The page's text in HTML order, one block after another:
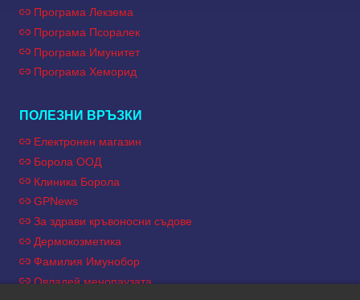
Програма Лекзема
Програма Псоралек
Програма Имунитет
Програма Хеморид
ПОЛЕЗНИ ВРЪЗКИ
Електронен магазин
Борола ООД
Клиника Борола
GPNews
За здрави кръвоносни съдове
Дермокозметика
Фамилия Имунобор
Овладей менопаузата